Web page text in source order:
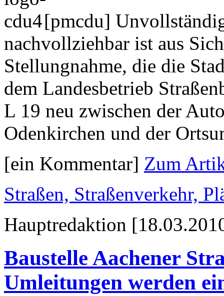
[pmcdu]
nachvollziehbar ist aus
Stellungnahme, die die
dem Landesbetrieb
L 19 neu zwischen der
Odenkirchen und der
[ein Kommentar] Zum
Straßen, Straßenverkehr,
Hauptredaktion
Baustelle Aachener
Umleitungen werden